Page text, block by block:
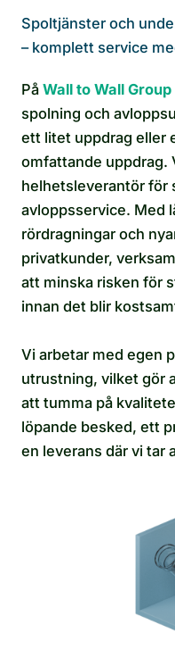
Spoltjänster och
– komplett service
På Wall to Wall Group
spolning och
ett litet uppdrag eller
omfattande uppdrag.
helhetsleverantör för
avloppsservice. Med
rördragningar och
privatkunder,
att minska risken för
innan det blir
Vi arbetar med egen
utrustning, vilket gör
att tumma på
löpande besked, ett
en leverans där vi tar